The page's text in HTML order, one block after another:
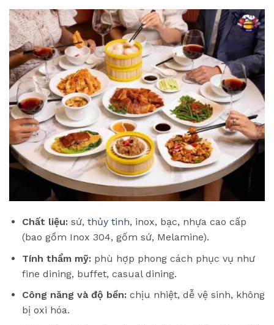
Chất liệu:sứ, thủy tinh, inox, bạc, nhựa cao cấp
(bao gồm Inox 304, gốm sứ, Melamine).
Tính thẩm mỹ:phù hợp phong cách phục vụ như
fine dining, buffet, casual dining.
Công năng và độ bền:chịu nhiệt, dễ vệ sinh, không
bị oxi hóa.